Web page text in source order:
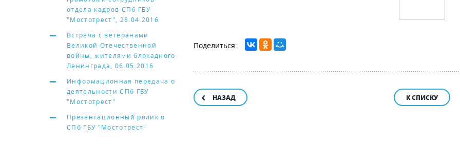
отдела кадров СПб ГБУ
"Мостотрест", 28.04.2016
Встреча с ветеранами
Великой Отечественной
войны, жителями блокадного
Ленинграда, 06.05.2016
Информационная передача о
деятельности СПб ГБУ
"Мостотрест"
Презентационный ролик о
СПб ГБУ "Мостотрест"
НАЗАД К СПИСКУ